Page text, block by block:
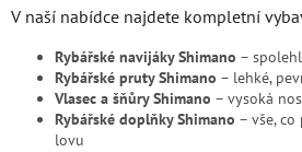
V naší nabídce najdete kompletní
Rybářské navijáky Shimano –
Rybářské pruty Shimano – lehké,
Vlasec a šňůry Shimano – vysoká
Rybářské doplňky Shimano – vše,
lovu